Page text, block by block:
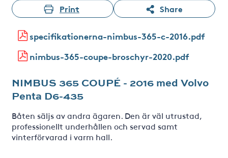
Print Share
specifikationerna-nimbus-365-c-2016.pdf
nimbus-365-coupe-broschyr-2020.pdf
NIMBUS 365 COUPÉ - 2016 med Volvo
Penta D6-435
Båten säljs av andra ägaren. Den är väl utrustad,
professionellt underhållen och servad samt
vinterförvarad i varm hall.